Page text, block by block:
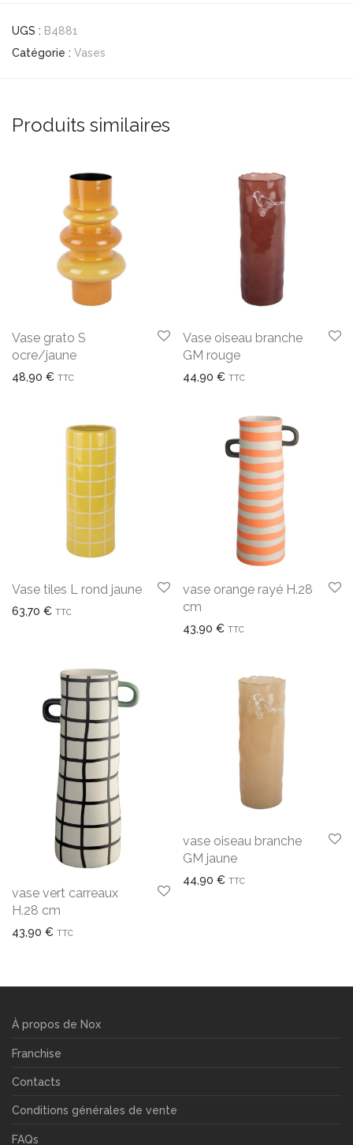
UGS : B4881
Catégorie : Vases
Produits similaires
Vase grato S
ocre/jaune
48,90 € TTC
Vase oiseau branche
GM rouge
44,90 € TTC
Vase tiles L rond jaune
63,70 € TTC
vase orange rayé H.28
cm
43,90 € TTC
vase vert carreaux
H.28 cm
43,90 € TTC
vase oiseau branche
GM jaune
44,90 € TTC
À propos de Nox
Franchise
Contacts
Conditions générales de vente
FAQs